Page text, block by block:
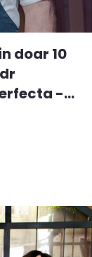
doar 10
-